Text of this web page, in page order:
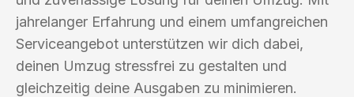
jahrelanger Erfahrung und einem umfangreichen
Serviceangebot unterstützen wir dich dabei,
deinen Umzug stressfrei zu gestalten und
gleichzeitig deine Ausgaben zu minimieren.